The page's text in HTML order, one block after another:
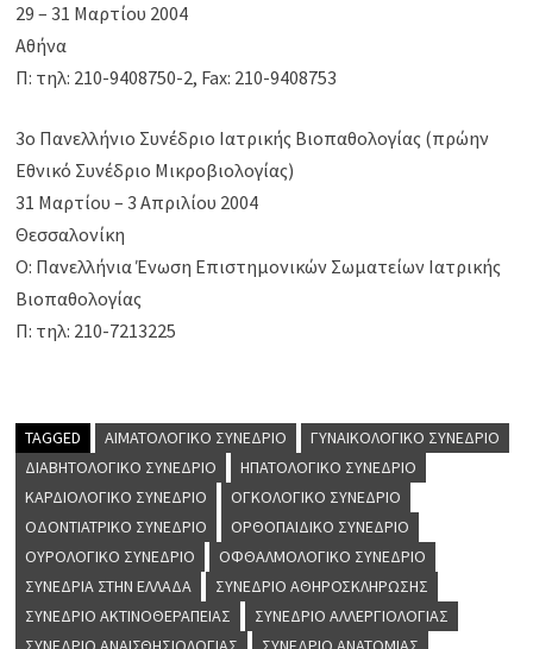
29 – 31 Μαρτίου 2004
Αθήνα
Π: τηλ: 210-9408750-2, Fax: 210-9408753
3ο Πανελλήνιο Συνέδριο Ιατρικής Βιοπαθολογίας (πρώην
Εθνικό Συνέδριο Μικροβιολογίας)
31 Μαρτίου – 3 Απριλίου 2004
Θεσσαλονίκη
Ο: Πανελλήνια Ένωση Επιστημονικών Σωματείων Ιατρικής
Βιοπαθολογίας
Π: τηλ: 210-7213225
TAGGED ΑΙΜΑΤΟΛΟΓΙΚΌ ΣΥΝΈΔΡΙΟ
ΓΥΝΑΙΚΟΛΟΓΙΚΌ ΣΥΝΈΔΡΙΟ
ΔΙΑΒΗΤΟΛΟΓΙΚΌ ΣΥΝΈΔΡΙΟ
ΗΠΑΤΟΛΟΓΙΚΌ ΣΥΝΈΔΡΙΟ
ΚΑΡΔΙΟΛΟΓΙΚΌ ΣΥΝΈΔΡΙΟ
ΟΓΚΟΛΟΓΙΚΌ ΣΥΝΈΔΡΙΟ
ΟΔΟΝΤΙΑΤΡΙΚΌ ΣΥΝΈΔΡΙΟ
ΟΡΘΟΠΑΙΔΙΚΌ ΣΥΝΈΔΡΙΟ
ΟΥΡΟΛΟΓΙΚΌ ΣΥΝΈΔΡΙΟ
ΟΦΘΑΛΜΟΛΟΓΙΚΌ ΣΥΝΈΔΡΙΟ
ΣΥΝΈΔΡΙΑ ΣΤΗΝ ΕΛΛΆΔΑ
ΣΥΝΈΔΡΙΟ ΑΘΗΡΟΣΚΛΉΡΩΣΗΣ
ΣΥΝΈΔΡΙΟ ΑΚΤΙΝΟΘΕΡΑΠΕΊΑΣ
ΣΥΝΈΔΡΙΟ ΑΛΛΕΡΓΙΟΛΟΓΊΑΣ